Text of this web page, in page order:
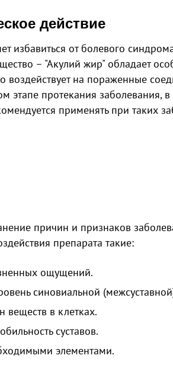
действие
избавиться от болевого
– "Акулий жир" обладает
воздействует на пораженные
этапе протекания заболевания,
применять при таких
причин и признаков
препарата такие:
ощущений.
синовиальной
веществ в клетках.
суставов.
элементами.